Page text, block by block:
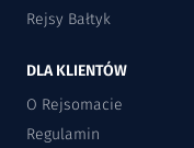
Rejsy Bałtyk
DLA KLIENTÓW
O Rejsomacie
Regulamin